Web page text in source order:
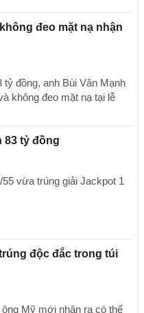
đeo mặt nạ nhận
tỷ đồng, anh Bùi Văn Mạnh
không đeo mặt nạ tại lễ
83 tỷ đồng
vừa trúng giải Jackpot 1
độc đắc trong túi
Mỹ mới nhận ra có thể